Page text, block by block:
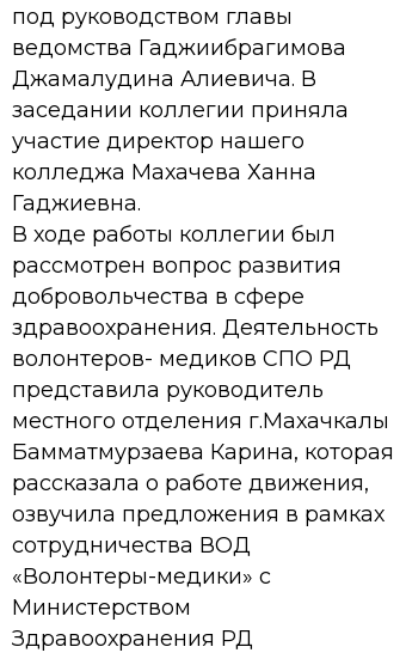
под руководством главы
ведомства Гаджиибрагимова
Джамалудина Алиевича. В
заседании коллегии приняла
участие директор нашего
колледжа Махачева Ханна
Гаджиевна.
В ходе работы коллегии был
рассмотрен вопрос развития
добровольчества в сфере
здравоохранения. Деятельность
волонтеров- медиков СПО РД
представила руководитель
местного отделения г.Махачкалы
Бамматмурзаева Карина, которая
рассказала о работе движения,
озвучила предложения в рамках
сотрудничества ВОД
«Волонтеры-медики» с
Министерством
Здравоохранения РД